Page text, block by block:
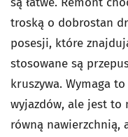
troską o dobrostan
posesji, które
stosowane są
kruszywa. Wymaga
wyjazdów, ale jest to
równą nawierzchnią,